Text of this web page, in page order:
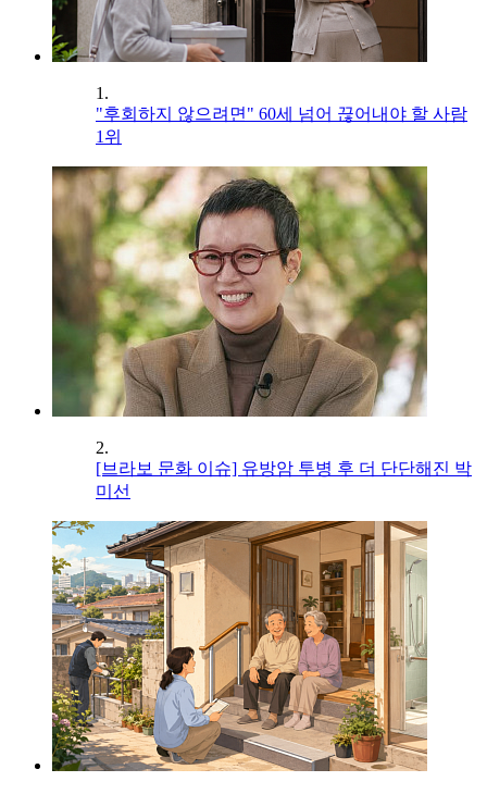
1.
"후회하지 않으려면" 60세 넘어 끊어내야 할 사람
1위
2.
[브라보 문화 이슈] 유방암 투병 후 더 단단해진 박
미선